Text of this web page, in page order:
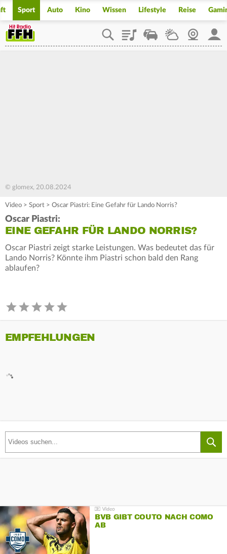
Sport Auto Kino Wissen Lifestyle Reise
PlaylistStaupilotWetterWebcam
© glomex, 20.08.2024
Video > Sport > Oscar Piastri: Eine Gefahr für Lando Norris?
Oscar Piastri:
EINE GEFAHR FÜR LANDO NORRIS?
Oscar Piastri zeigt starke Leistungen. Was bedeutet das für
Lando Norris? Könnte ihm Piastri schon bald den Rang
ablaufen?
EMPFEHLUNGEN
BVB GIBT COUTO NACH COMO
AB